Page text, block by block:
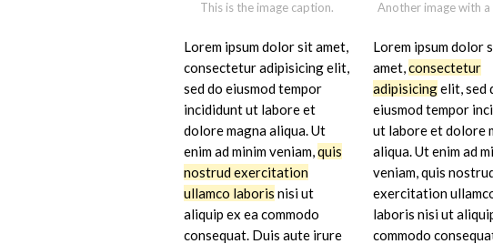
This is the image caption.
Lorem ipsum dolor sit amet,
consectetur adipisicing elit,
sed do eiusmod tempor
incididunt ut labore et
dolore magna aliqua. Ut
enim ad minim veniam,quis
nostrud exercitation
ullamco laboris nisi ut
aliquip ex ea commodo
consequat. Duis aute irure
Another image with a
Lorem ipsum dolor
amet,consectetur
adipisicingelit, sed
eiusmod tempor
ut labore et dolore
aliqua. Ut enim ad
veniam, quis
exercitation
laboris nisi ut
commodo